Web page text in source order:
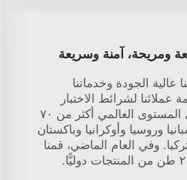
ومريحة، آمنة وسريعة
الجودة وخدماتنا
عملائنا لشرائط الاختبار
الخاصة بالمسبح على المستوى العالمي أكثر من ٧٠
وروسيا وأوكرانيا وباكستان
وفي العام الماضي، قمنا